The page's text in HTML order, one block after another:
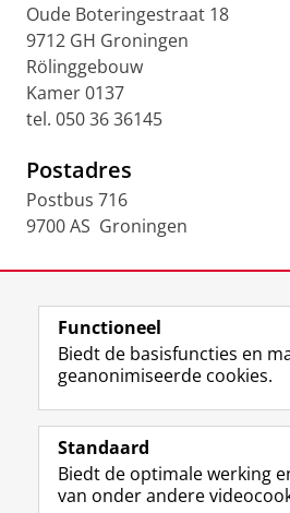
Oude Boteringestraat 18
9712 GH Groningen
Rölinggebouw
Kamer 0137
tel. 050 36 36145
Postadres
Postbus 716
9700 AS Groningen
View this page in:English
Volg de RUG
F
a
e
b
Studiekiezers
Functioneel
Biedt de basisfuncties en
geanonimiseerde cookies.
Standaard
Biedt de optimale werking
van onder andere